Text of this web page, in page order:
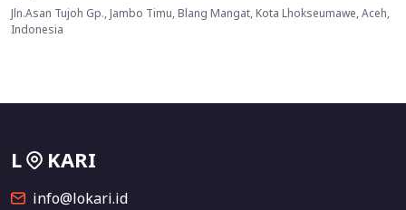
Jln.Asan Tujoh Gp., Jambo Timu, Blang Mangat, Kota Lhokseumawe, Aceh,
Indonesia
L KARI
info@lokari.id